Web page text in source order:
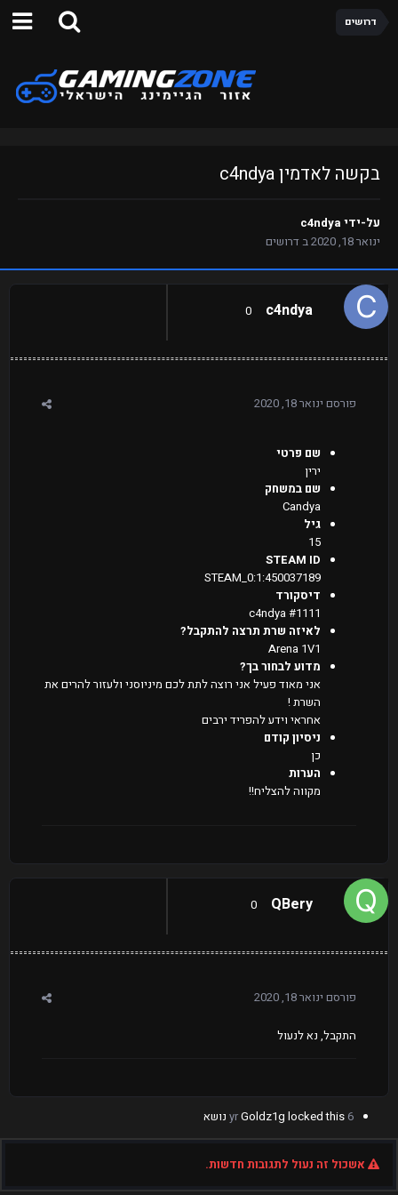
דרושים
בקשה לאדמין c4ndya
על-ידי c4ndya
ינואר 18, 2020
בדרושים
c4ndya
0
פורסם ינואר 18, 2020
שם פרטי
ירין
שם במשחק
Candya
גיל
15
STEAM ID
STEAM_0:1:450037189
דיסקורד
c4ndya #1111
לאיזה שרת תרצה להתקבל?
Arena 1V1
מדוע לבחור בך?
אני מאוד פעיל אני רוצה לתת לכם מיניוסני ולעזור להרים את
השרת !
אחראי וידע להפריד ירבים
ניסיון קודם
כן
הערות
מקווה להצליח!!
QBery
0
פורסם ינואר 18, 2020
התקבל, נא לנעול
6 yr
Goldz1g locked this נושא
אשכול זה נעול לתגובות חדשות.